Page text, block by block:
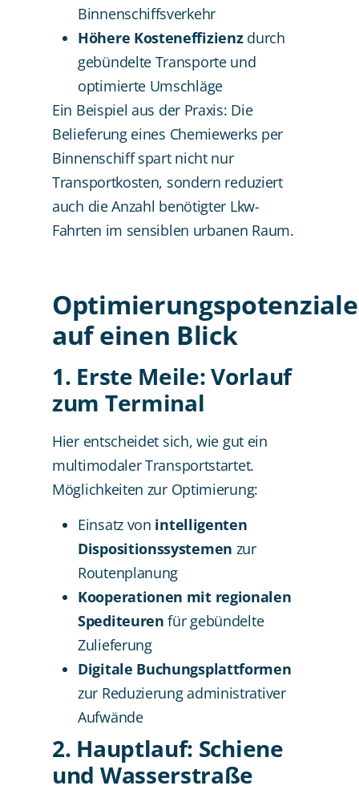
Binnenschiffsverkehr
Höhere Kosteneffizienzdurch
gebündelte Transporte und
optimierte Umschläge
Ein Beispiel aus der Praxis: Die
Belieferung eines Chemiewerks per
Binnenschiff spart nicht nur
Transportkosten, sondern reduziert
auch die Anzahl benötigter Lkw-
Fahrten im sensiblen urbanen Raum.
Optimierungspotenziale
auf einen Blick
1. Erste Meile: Vorlauf
zum Terminal
Hier entscheidet sich, wie gut ein
multimodaler Transportstartet.
Möglichkeiten zur Optimierung:
Einsatz von intelligenten
Dispositionssystemen zur
Routenplanung
Kooperationen mit regionalen
Spediteuren für gebündelte
Zulieferung
Digitale Buchungsplattformen
zur Reduzierung administrativer
Aufwände
2. Hauptlauf: Schiene
und Wasserstraße